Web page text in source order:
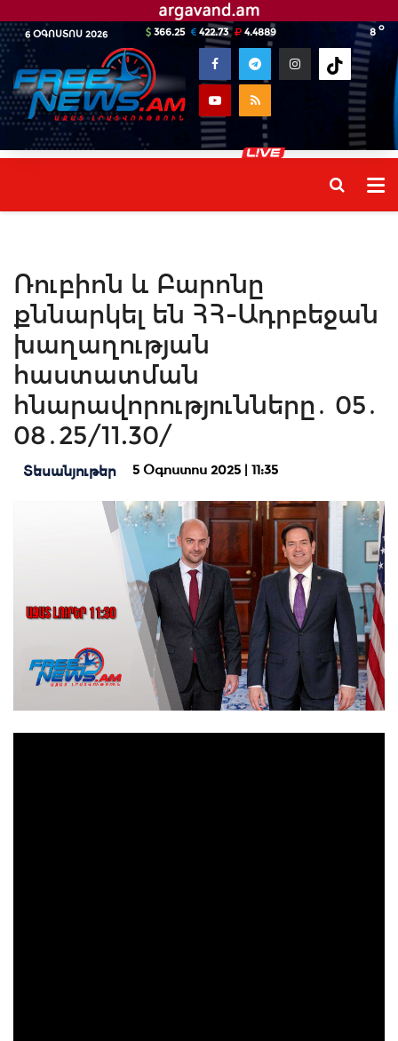
6 ՕԳՈՍՏՈՍ 2026 8 o
366.25 422.73 4.4889
Ռուբիոն և Բարոնը
քննարկել են ՀՀ-Ադրբեջան
խաղաղության
հաստատման
հնարավորությունները․ 05․
08․25/11.30/
Տեսանյութեր 5 Օգոստոս 2025 | 11:35